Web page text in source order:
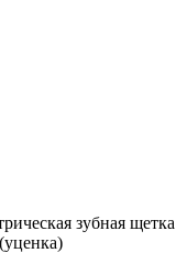
зубная щетка